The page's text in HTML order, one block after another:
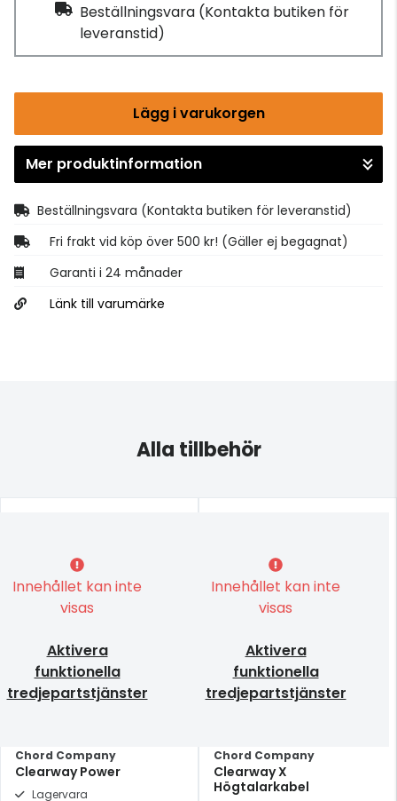
Beställningsvara (Kontakta butiken för
leveranstid)
Lägg i varukorgen
Gå till kassan
Mer produktinformation
Beställningsvara (Kontakta butiken för leveranstid)
Fri frakt vid köp över 500 kr! (Gäller ej begagnat)
Garanti i 24 månader
Länk till varumärke
Alla tillbehör
Innehållet kan inte
visas
Aktivera
funktionella
tredjepartstjänster
Chord Company
Clearway Power
Lagervara
Innehållet kan inte
visas
Aktivera
funktionella
tredjepartstjänster
Chord Company
Clearway X
Högtalarkabel